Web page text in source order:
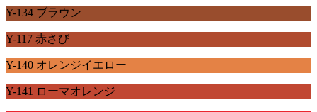
Y-134 ブラウン
Y-117 赤さび
Y-140 オレンジイエロー
Y-141 ローマオレンジ